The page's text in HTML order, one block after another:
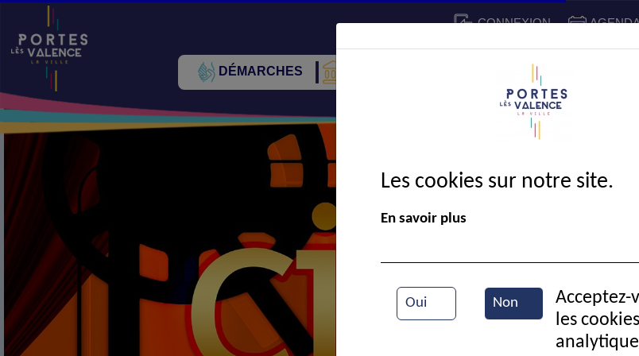
CONNEXION
DÉMARCHES CADRE DE VIE
Cinéma
Les cookies sur notre site.
En savoir plus
Oui Non
Acceptez-
les cookies